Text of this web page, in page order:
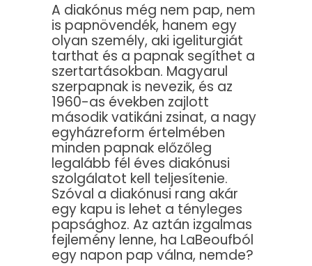
A diakónus még nem pap, nem
is papnövendék, hanem egy
olyan személy, aki igeliturgiát
tarthat és a papnak segíthet a
szertartásokban. Magyarul
szerpapnak is nevezik, és az
1960-as években zajlott
második vatikáni zsinat, a nagy
egyházreform értelmében
minden papnak előzőleg
legalább fél éves diakónusi
szolgálatot kell teljesítenie.
Szóval a diakónusi rang akár
egy kapu is lehet a tényleges
papsághoz. Az aztán izgalmas
fejlemény lenne, ha LaBeoufból
egy napon pap válna, nemde?